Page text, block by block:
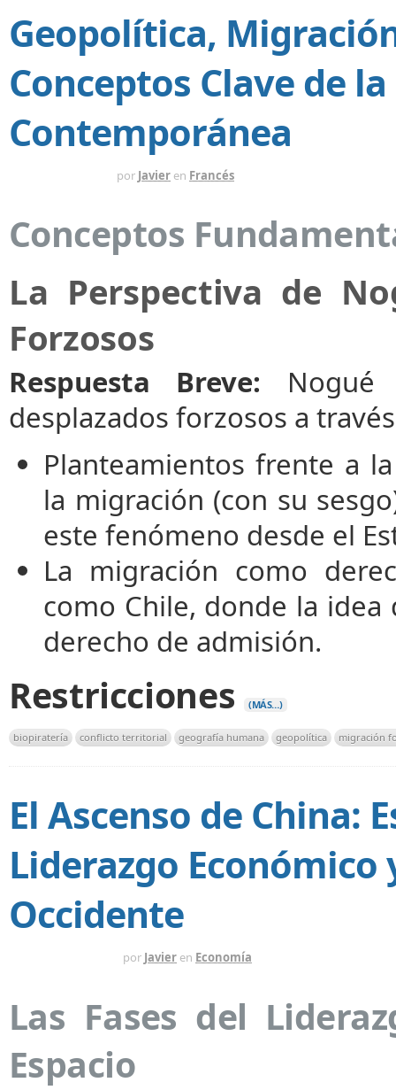
Geopolítica,
Conceptos Clave de
Contemporánea
por Javier en Francés
Conceptos
La Perspectiva de
Forzosos
Respuesta Breve: Nogué
desplazados forzosos a
Planteamientos frente a
la migración (con su
este fenómeno desde el
La migración como
como Chile, donde la
derecho de admisión.
Restricciones (MÁS…)
biopiratería conflicto territorial geografía humana geopolítica migración
El Ascenso de China:
Liderazgo Económico
Occidente
por Javier en Economía
Las Fases del
Espacio